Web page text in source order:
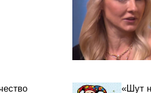
«Шут